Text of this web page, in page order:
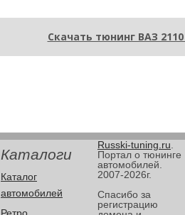
Скачать тюнинг ВАЗ 2110
Каталоги
Каталог
автомобилей
Russki-tuning.ru
Портал о тюнинге
автомобилей.
2007-2026г.
Спасибо за
регистрацию